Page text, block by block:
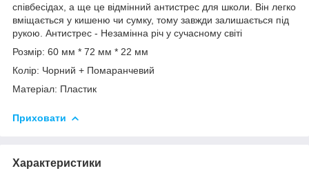
співбесідах, а ще це відмінний антистрес для школи. Він легко
вміщається у кишеню чи сумку, тому завжди залишається під
рукою. Антистрес - Незамінна річ у сучасному світі
Розмір: 60 мм * 72 мм * 22 мм
Колір: Чорний + Помаранчевий
Матеріал: Пластик
Приховати
Характеристики